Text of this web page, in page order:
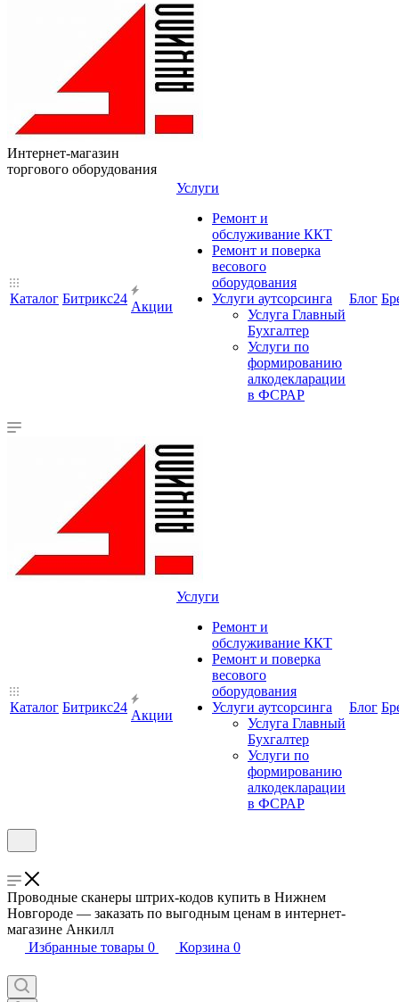
Интернет-магазин
торгового оборудования
Каталог Битрикс24
Акции
Услуги
Ремонт и
обслуживание ККТ
Ремонт и поверка
весового
оборудования
Услуги аутсорсинга
Услуга Главный
Бухгалтер
Услуги по
формированию
алкодекларации
в ФСРАР
Блог
Каталог Битрикс24
Акции
Услуги
Ремонт и
обслуживание ККТ
Ремонт и поверка
весового
оборудования
Услуги аутсорсинга
Услуга Главный
Бухгалтер
Услуги по
формированию
алкодекларации
в ФСРАР
Блог
Проводные сканеры штрих-кодов купить в Нижнем
Новгороде — заказать по выгодным ценам в интернет-
магазине Анкилл
Избранные товары 0 Корзина 0